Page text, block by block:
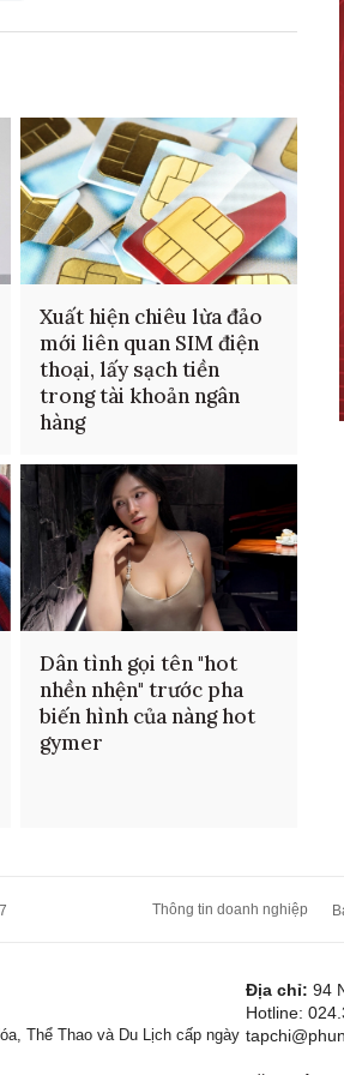
Xuất hiện chiêu lừa đảo
mới liên quan SIM điện
thoại, lấy sạch tiền
trong tài khoản ngân
hàng
Dân tình gọi tên "hot
nhền nhện" trước pha
biến hình của nàng hot
gymer
Thông tin doanh nghiệp
Thể Thao và Du Lịch cấp ngày
Địa chỉ: 94
Hotline: